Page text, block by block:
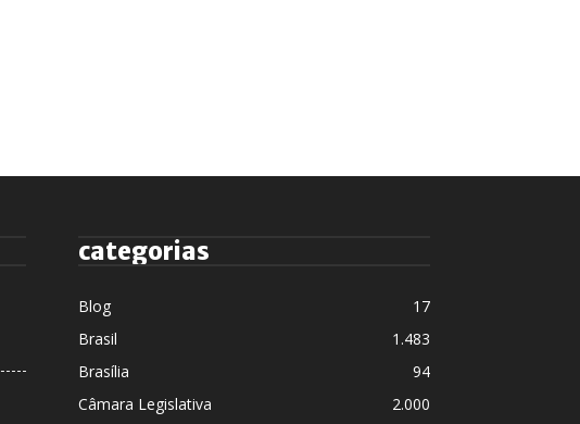
categorias
Blog
17
Brasil
1.483
Brasília
94
Câmara Legislativa
2.000